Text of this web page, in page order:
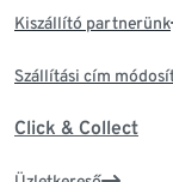
Kiszállító partnerünk
Szállítási cím
Click & Collect